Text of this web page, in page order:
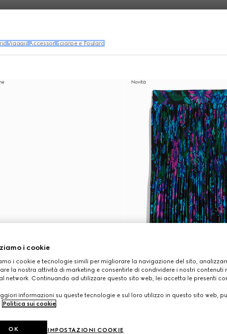
Viaggio Accessori Sciarpe e Foulard
Novità
i cookie
i cookie e tecnologie simili per migliorare la navigazione del sito,
la nostra attività di marketing e consentirle di condividere i nostri contenuti
network. Continuando ad utilizzare questo sito web, lei accetta le presenti
informazioni su queste tecnologie e sul loro utilizzo in questo sito web,
Politica sui cookie.
IMPOSTAZIONI COOKIE
OK